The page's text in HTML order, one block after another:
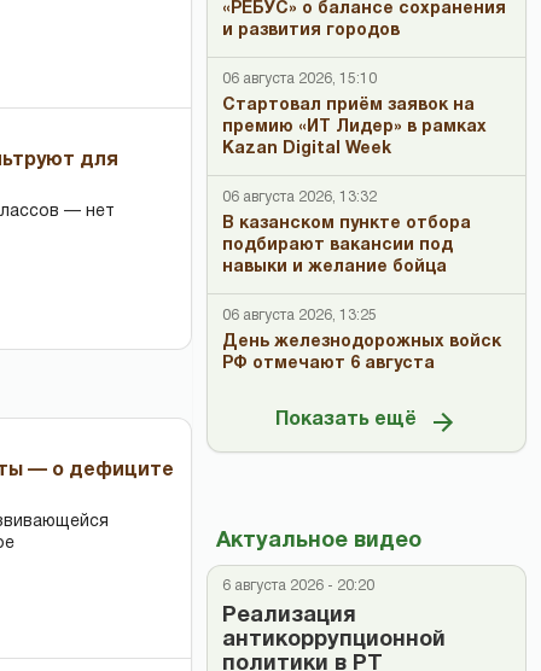
для
— нет
— о дефиците
«РЕБУС» о балансе сохранения
и развития городов
06 августа 2026, 15:10
Стартовал приём заявок на
премию «ИТ Лидер» в рамках
Kazan Digital Week
06 августа 2026, 13:32
В казанском пункте отбора
подбирают вакансии под
навыки и желание бойца
06 августа 2026, 13:25
День железнодорожных войск
РФ отмечают 6 августа
Показать ещё
Актуальное видео
6 августа 2026 - 20:20
Реализация
антикоррупционной
политики в РТ